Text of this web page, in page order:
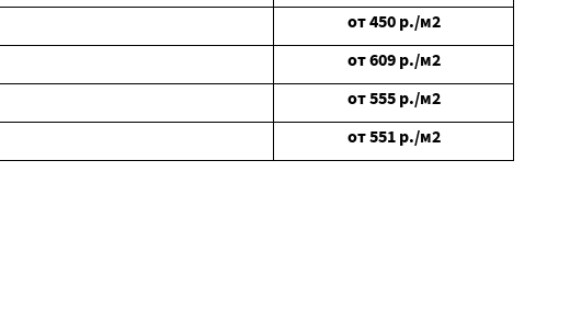
от450 р./м2
от609 р./м2
от555 р./м2
от551 р./м2